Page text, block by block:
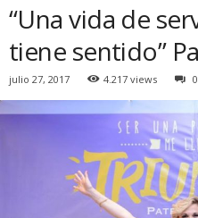
“Una vida de
tiene sentido”
julio 27, 2017 4.217 views 0